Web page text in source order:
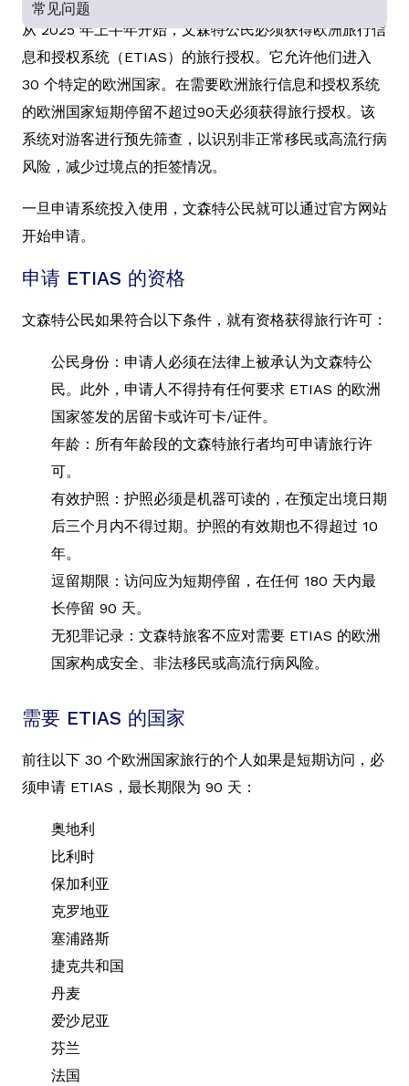
常见问题
从 2025 年上半年开始，文森特公民必须获得欧洲旅行信
息和授权系统（ETIAS）的旅行授权。它允许他们进入
30 个特定的欧洲国家。在需要欧洲旅行信息和授权系统
的欧洲国家短期停留不超过90天必须获得旅行授权。该
系统对游客进行预先筛查，以识别非正常移民或高流行病
风险，减少过境点的拒签情况。
一旦申请系统投入使用，文森特公民就可以通过官方网站
开始申请。
申请 ETIAS 的资格
文森特公民如果符合以下条件，就有资格获得旅行许可：
公民身份：申请人必须在法律上被承认为文森特公
民。此外，申请人不得持有任何要求 ETIAS 的欧洲
国家签发的居留卡或许可卡/证件。
年龄：所有年龄段的文森特旅行者均可申请旅行许
可。
有效护照：护照必须是机器可读的，在预定出境日期
后三个月内不得过期。护照的有效期也不得超过 10
年。
逗留期限：访问应为短期停留，在任何 180 天内最
长停留 90 天。
无犯罪记录：文森特旅客不应对需要 ETIAS 的欧洲
国家构成安全、非法移民或高流行病风险。
需要 ETIAS 的国家
前往以下 30 个欧洲国家旅行的个人如果是短期访问，必
须申请 ETIAS，最长期限为 90 天：
奥地利
比利时
保加利亚
克罗地亚
塞浦路斯
捷克共和国
丹麦
爱沙尼亚
芬兰
法国